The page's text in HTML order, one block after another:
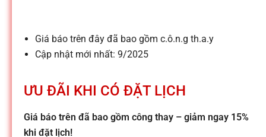
-
S
ử
Giá báo trên đây đã bao gồm c.ô.n.g th.a.y
Cập nhật mới nhất: 9/2025
ƯU ĐÃI KHI CÓ ĐẶT LỊCH
Giá báo trên đã bao gồm công thay – giảm ngay 15%
khi đặt lịch!